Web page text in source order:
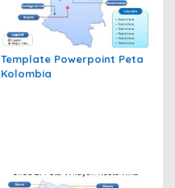
Template Powerpoint Peta
Kolombia